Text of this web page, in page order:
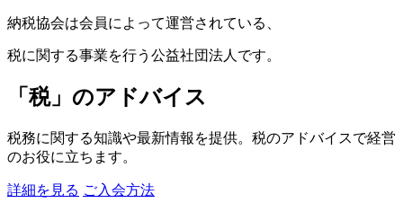
納税協会は会員によって運営されている、
税に関する事業を行う 公益社団法人です。
「税」のアドバイス
税務に関する知識や最新情報を提供。税のアドバイスで経営
のお役に立ちます。
詳細を見る ご入会方法